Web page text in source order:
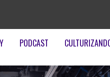
PODCAST